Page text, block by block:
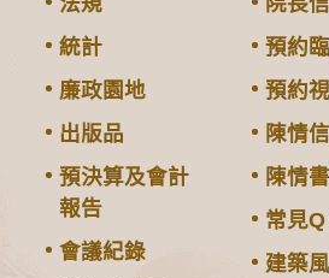
統計
廉政園地
出版品
預決算及會計
報告
會議紀錄
預約
預約
陳情
陳情
常見
建築